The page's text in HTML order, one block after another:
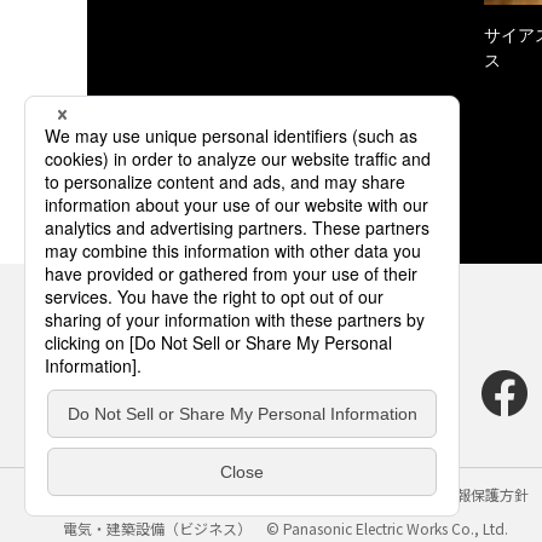
サイア
ス
サイトのご利用にあたって クッキーポリシー
個人情報保護方針
電気・建築設備（ビジネス）
© Panasonic Electric Works Co., Ltd.